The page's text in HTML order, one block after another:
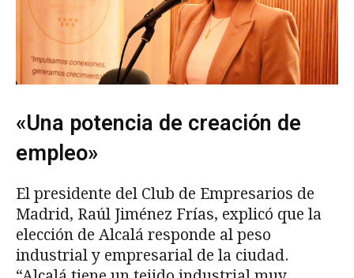
«Una potencia de creación de
empleo»
El presidente del Club de Empresarios de
Madrid, Raúl Jiménez Frías, explicó que la
elección de Alcalá responde al peso
industrial y empresarial de la ciudad.